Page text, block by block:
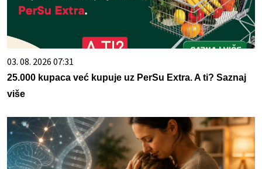
03. 08. 2026 07:31
25.000 kupaca već kupuje uz PerSu Extra. A ti? Saznaj
više